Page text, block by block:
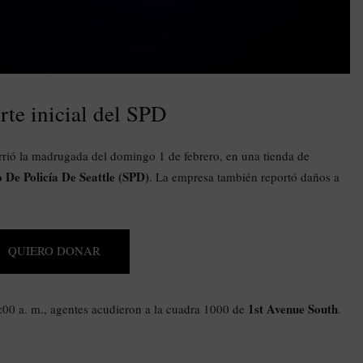
inicial del SPD
la madrugada del domingo 1 de febrero, en una tienda de
Policía De Seattle (SPD). La empresa también reportó daños a
QUIERO DONAR
a. m., agentes acudieron a la cuadra 1000 de 1st Avenue South.